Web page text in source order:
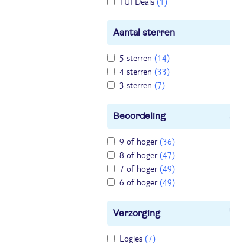
Aantal sterren
5 sterren (14)
4 sterren (33)
3 sterren (7)
Beoordeling
9 of hoger(36)
8 of hoger(47)
7 of hoger(49)
6 of hoger(49)
Verzorging
Logies (7)